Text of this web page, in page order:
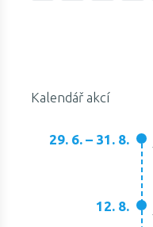
Kalendář akcí
29. 6. – 31. 8.
12. 8.